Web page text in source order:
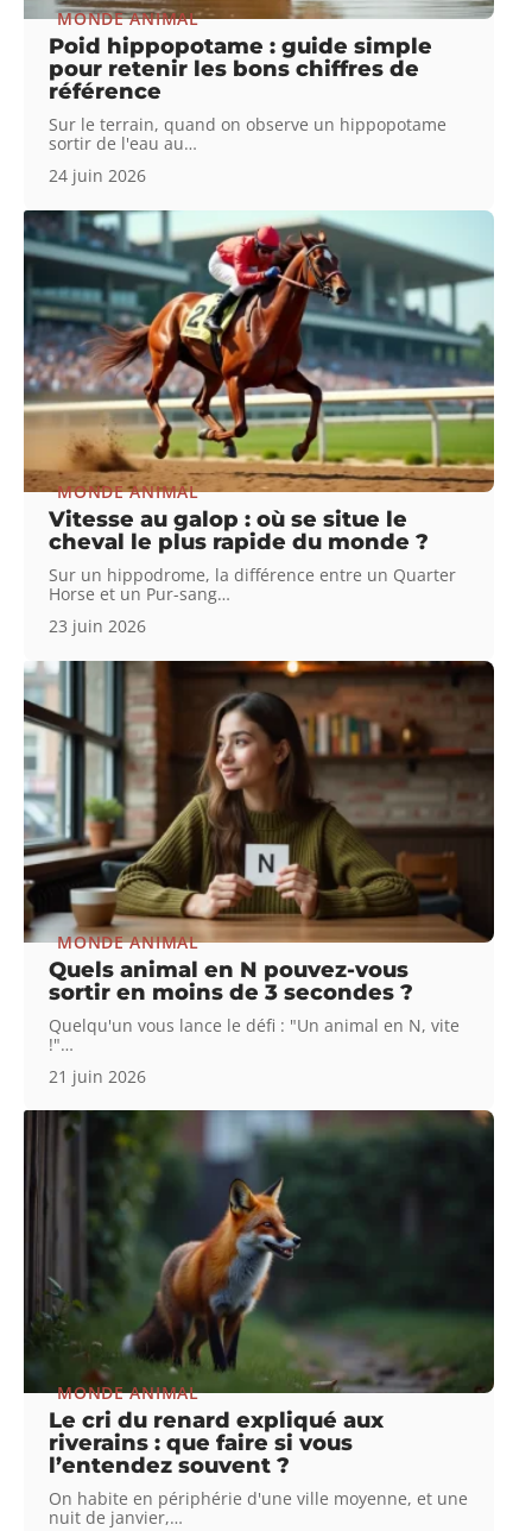
MONDE ANIMAL
Poid hippopotame : guide simple
pour retenir les bons chiffres de
référence
Sur le terrain, quand on observe un hippopotame
sortir de l'eau au…
24 juin 2026
MONDE ANIMAL
Vitesse au galop : où se situe le
cheval le plus rapide du monde ?
Sur un hippodrome, la différence entre un Quarter
Horse et un Pur-sang…
23 juin 2026
MONDE ANIMAL
Quels animal en N pouvez-vous
sortir en moins de 3 secondes ?
Quelqu'un vous lance le défi : "Un animal en N, vite
!"…
21 juin 2026
MONDE ANIMAL
Le cri du renard expliqué aux
riverains : que faire si vous
l’entendez souvent ?
On habite en périphérie d'une ville moyenne, et une
nuit de janvier,…